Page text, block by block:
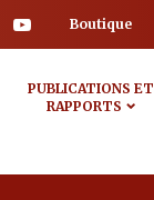
Boutique
PUBLICATIONS ET
RAPPORTS